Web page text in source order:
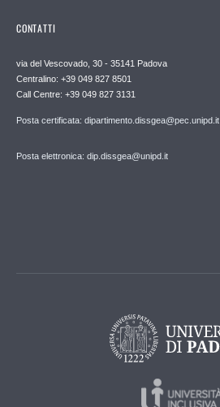
CONTATTI
via del Vescovado, 30 - 35141 Padova
Centralino: +39 049 827 8501
Call Centre: +39 049 827 3131
Posta certificata: dipartimento.dissgea@pec.unipd.it
Posta elettronica: dip.dissgea@unipd.it